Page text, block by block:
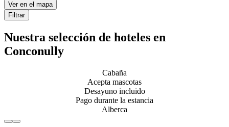
Ver en el mapa
Filtrar
Nuestra selección de hoteles en
Conconully
Cabaña
Acepta mascotas
Desayuno incluido
Pago durante la estancia
Alberca